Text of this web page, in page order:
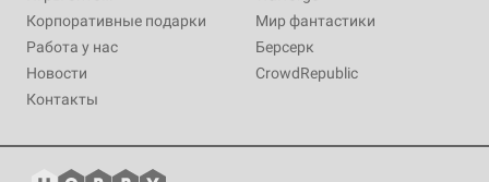
Корпоративные подарки
Работа у нас
Новости
Контакты
Мир фантастики
Берсерк
CrowdRepublic